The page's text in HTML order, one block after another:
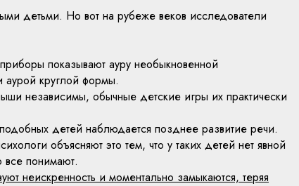
детьми. Но вот на рубеже веков исследователи
показывают ауру необыкновенной
аурой круглой формы.
независимы, обычные детские игры их практически
детей наблюдается позднее развитие речи.
объясняют это тем, что у таких детей нет явной
понимают.
неискренность и моментально замыкаются, теряя